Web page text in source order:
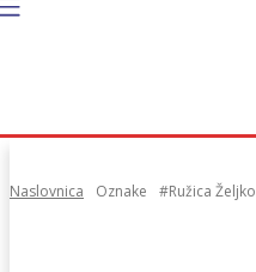
Naslovnica Oznake #Ružica Željko